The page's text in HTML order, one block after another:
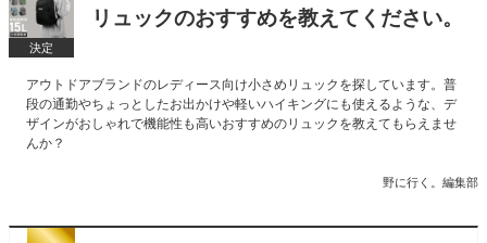
決定
リュックのおすすめを教えてください。
アウトドアブランドのレディース向け小さめリュックを探しています。普
段の通勤やちょっとしたお出かけや軽いハイキングにも使えるような、デ
ザインがおしゃれで機能性も高いおすすめのリュックを教えてもらえませ
んか？
野に行く。編集部